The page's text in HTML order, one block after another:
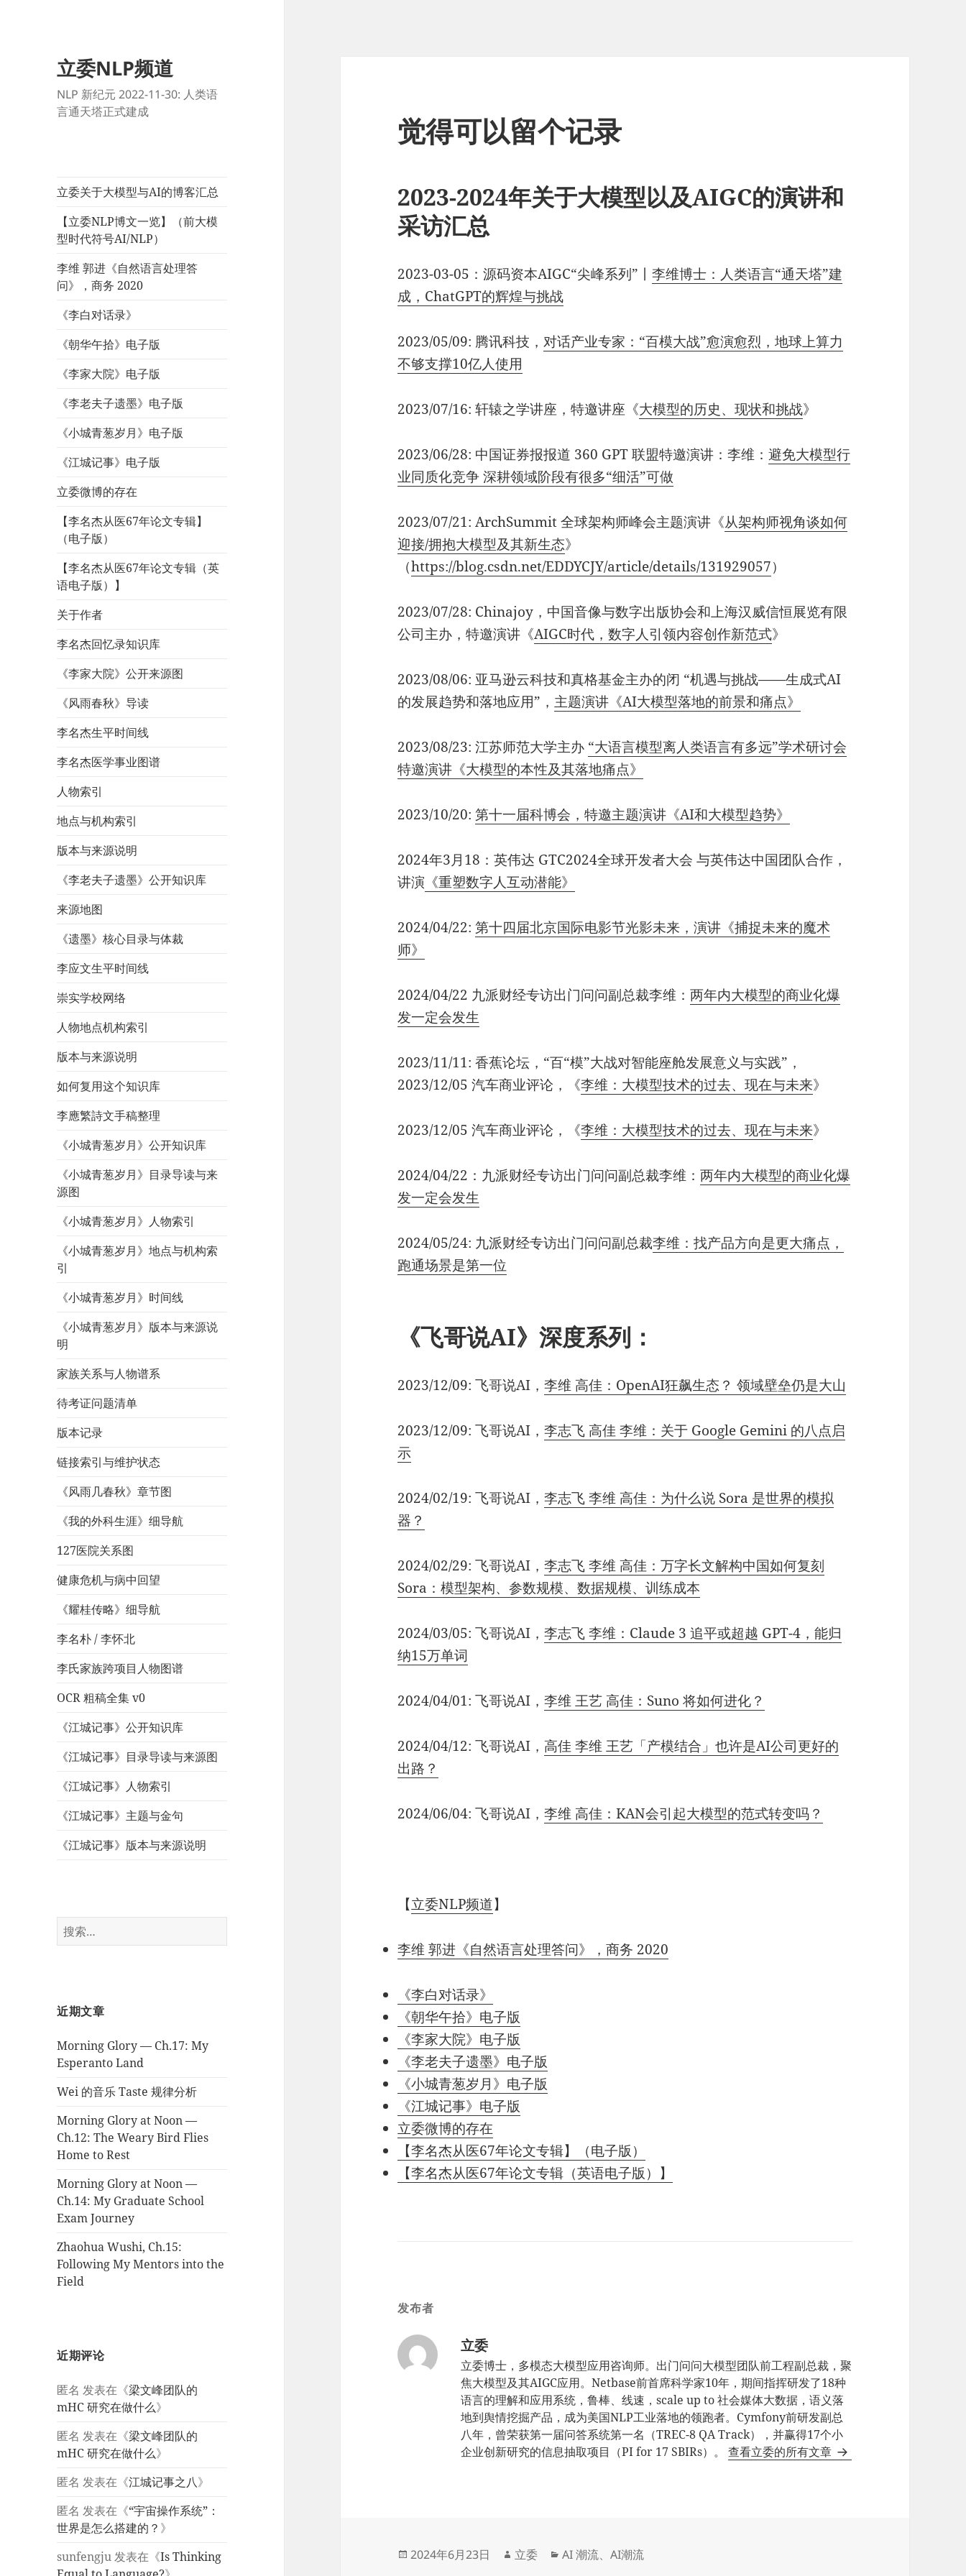
立委NLP频道
NLP 新纪元 2022-11-30: 人类语
言通天塔正式建成
立委关于大模型与AI的博客汇总
【立委NLP博文一览】（前大模
型时代符号AI/NLP）
李维 郭进《自然语言处理答
问》，商务 2020
《李白对话录》
《朝华午拾》电子版
《李家大院》电子版
《李老夫子遗墨》电子版
《小城青葱岁月》电子版
《江城记事》电子版
立委微博的存在
【李名杰从医67年论文专辑】
（电子版）
【李名杰从医67年论文专辑（英
语电子版）】
关于作者
李名杰回忆录知识库
《李家大院》公开来源图
《风雨春秋》导读
李名杰生平时间线
李名杰医学事业图谱
人物索引
地点与机构索引
版本与来源说明
《李老夫子遗墨》公开知识库
来源地图
《遗墨》核心目录与体裁
李应文生平时间线
崇实学校网络
人物地点机构索引
版本与来源说明
如何复用这个知识库
李應繁詩文手稿整理
《小城青葱岁月》公开知识库
《小城青葱岁月》目录导读与来
源图
《小城青葱岁月》人物索引
《小城青葱岁月》地点与机构索
引
《小城青葱岁月》时间线
《小城青葱岁月》版本与来源说
明
家族关系与人物谱系
待考证问题清单
版本记录
链接索引与维护状态
《风雨几春秋》章节图
《我的外科生涯》细导航
127医院关系图
健康危机与病中回望
《耀桂传略》细导航
李名朴 / 李怀北
李氏家族跨项目人物图谱
OCR 粗稿全集 v0
《江城记事》公开知识库
《江城记事》目录导读与来源图
《江城记事》人物索引
《江城记事》主题与金句
《江城记事》版本与来源说明
搜
索：
近期文章
Morning Glory — Ch.17: My
Esperanto Land
Wei 的音乐 Taste 规律分析
Morning Glory at Noon —
Ch.12: The Weary Bird Flies
Home to Rest
Morning Glory at Noon —
Ch.14: My Graduate School
Exam Journey
Zhaohua Wushi, Ch.15:
Following My Mentors into the
Field
近期评论
匿名 发表在《梁文峰团队的
mHC 研究在做什么》
匿名 发表在《梁文峰团队的
mHC 研究在做什么》
匿名 发表在《江城记事之八》
匿名 发表在《“宇宙操作系统”：
世界是怎么搭建的？ 》
sunfengju发表在《Is Thinking
觉得可以留个记录
2023-2024年关于大模型以及AIGC的演讲和
采访汇总
2023-03-05：源码资本AIGC“尖峰系列”丨李维博士：人类语言“通天塔”建
成，ChatGPT的辉煌与挑战
2023/05/09: 腾讯科技，对话产业专家：“百模大战”愈演愈烈，地球上算力
不够支撑10亿人使用
2023/07/16: 轩辕之学讲座，特邀讲座《大模型的历史、现状和挑战》
2023/06/28: 中国证券报报道 360 GPT 联盟特邀演讲：李维：避免大模型行
业同质化竞争 深耕领域阶段有很多“细活”可做
2023/07/21: ArchSummit 全球架构师峰会主题演讲《从架构师视角谈如何
迎接/拥抱大模型及其新生态》
（https://blog.csdn.net/EDDYCJY/article/details/131929057）
2023/07/28: Chinajoy，中国音像与数字出版协会和上海汉威信恒展览有限
公司主办，特邀演讲《AIGC时代，数字人引领内容创作新范式》
2023/08/06: 亚马逊云科技和真格基金主办的闭 “机遇与挑战——生成式AI
的发展趋势和落地应用”， 主题演讲《AI大模型落地的前景和痛点》
2023/08/23: 江苏师范大学主办 “大语言模型离人类语言有多远”学术研讨会
特邀演讲《大模型的本性及其落地痛点》
2023/10/20:第十一届科博会，特邀主题演讲《AI和大模型趋势》
2024年3月18：英伟达 GTC2024全球开发者大会 与英伟达中国团队合作，
讲演 《重塑数字人互动潜能》
2024/04/22:第十四届北京国际电影节光影未来，演讲《捕捉未来的魔术
师》
2024/04/22 九派财经专访出门问问副总裁李维：两年内大模型的商业化爆
发一定会发生
2023/11/11: 香蕉论坛，“百“模”大战对智能座舱发展意义与实践”，
2023/12/05 汽车商业评论，《​李维：大模型技术的过去、现在与未来》
2023/12/05 汽车商业评论，《​李维：大模型技术的过去、现在与未来》
2024/04/22：九派财经专访出门问问副总裁李维：两年内大模型的商业化爆
发一定会发生
2024/05/24: 九派财经专访出门问问副总裁李维：找产品方向是更大痛点，
跑通场景是第一位
《飞哥说AI》深度系列：
2023/12/09: 飞哥说AI，李维 高佳：OpenAI狂飙生态？ 领域壁垒仍是大山
2023/12/09: 飞哥说AI，李志飞 高佳 李维：关于 Google Gemini 的八点启
示
2024/02/19: 飞哥说AI，李志飞 李维 高佳：为什么说 Sora 是世界的模拟
器？
2024/02/29: 飞哥说AI，李志飞 李维 高佳：万字长文解构中国如何复刻
Sora：模型架构、参数规模、数据规模、训练成本
2024/03/05: 飞哥说AI，李志飞 李维：Claude 3 追平或超越 GPT-4，能归
纳15万单词
2024/04/01: 飞哥说AI，李维 王艺 高佳：Suno 将如何进化？
2024/04/12: 飞哥说AI，高佳 李维 王艺「产模结合」也许是AI公司更好的
出路？
2024/06/04: 飞哥说AI，李维 高佳：KAN会引起大模型的范式转变吗？
【立委NLP频道】
李维 郭进《自然语言处理答问》，商务 2020
《李白对话录》
《朝华午拾》电子版
《李家大院》电子版
《李老夫子遗墨》电子版
《小城青葱岁月》电子版
《江城记事》电子版
立委微博的存在
【李名杰从医67年论文专辑】（电子版）
【李名杰从医67年论文专辑（英语电子版）】
发布者
立委
立委博士，多模态大模型应用咨询师。出门问问大模型团队前工程副总裁，聚
焦大模型及其AIGC应用。Netbase前首席科学家10年，期间指挥研发了18种
语言的理解和应用系统，鲁棒、线速，scale up to 社会媒体大数据，语义落
地到舆情挖掘产品，成为美国NLP工业落地的领跑者。Cymfony前研发副总
八年，曾荣获第一届问答系统第一名（TREC-8 QA Track），并赢得17个小
企业创新研究的信息抽取项目（PI for 17 SBIRs）。查看立委的所有文章
发
2024年6月23日
作
立委
分
AI 潮流、AI潮流